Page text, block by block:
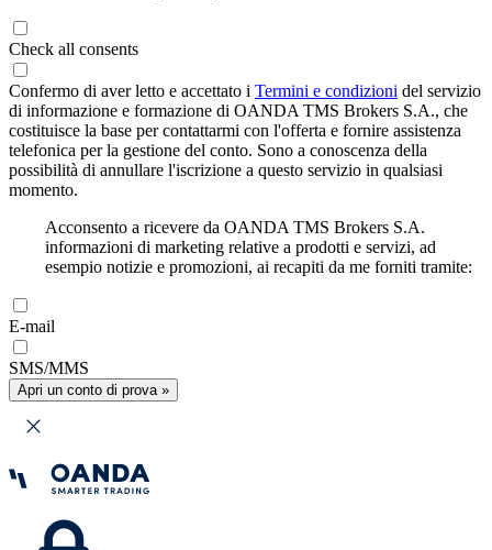
Check all consents
Confermo di aver letto e accettato i Termini e condizioni del servizio
di informazione e formazione di OANDA TMS Brokers S.A., che
costituisce la base per contattarmi con l'offerta e fornire assistenza
telefonica per la gestione del conto. Sono a conoscenza della
possibilità di annullare l'iscrizione a questo servizio in qualsiasi
momento.
Acconsento a ricevere da OANDA TMS Brokers S.A.
informazioni di marketing relative a prodotti e servizi, ad
esempio notizie e promozioni, ai recapiti da me forniti tramite:
E-mail
SMS/MMS
Apri un conto di prova »